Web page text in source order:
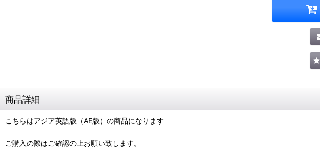
商品詳細
こちらはアジア英語版（AE版）の商品になります
ご購入の際はご確認の上お願い致します。